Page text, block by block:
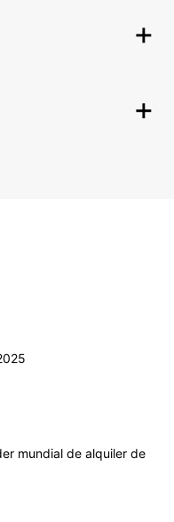
mundial de alquiler de